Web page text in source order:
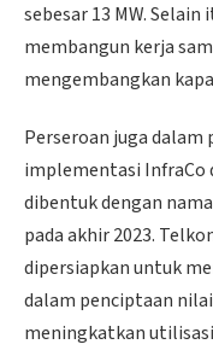
sebesar 13 MW.
membangun kerja
mengembangkan
Perseroan juga dalam
implementasi InfraCo
dibentuk dengan
pada akhir 2023.
dipersiapkan untuk
dalam penciptaan
meningkatkan